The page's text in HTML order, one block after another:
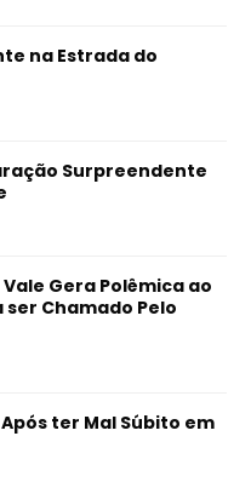
na Estrada do
Surpreendente
Gera Polêmica ao
Chamado Pelo
ter Mal Súbito em